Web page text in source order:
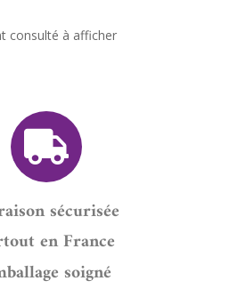
consulté à afficher
sécurisée
en France
soigné